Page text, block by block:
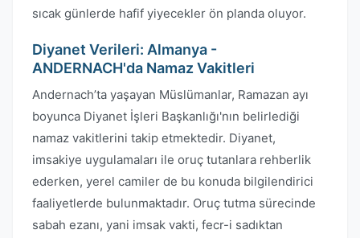
sıcak günlerde hafif yiyecekler ön planda oluyor.
Diyanet Verileri: Almanya -
ANDERNACH'da Namaz Vakitleri
Andernach’ta yaşayan Müslümanlar, Ramazan ayı
boyunca Diyanet İşleri Başkanlığı'nın belirlediği
namaz vakitlerini takip etmektedir. Diyanet,
imsakiye uygulamaları ile oruç tutanlara rehberlik
ederken, yerel camiler de bu konuda bilgilendirici
faaliyetlerde bulunmaktadır. Oruç tutma sürecinde
sabah ezanı, yani imsak vakti, fecr-i sadıktan